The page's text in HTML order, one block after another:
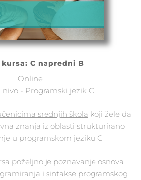
kursa: C napredni B
Online
nivo - Programski jezik C
srednjih škola koji žele da
znanja iz oblasti strukturirano
u programskom jeziku C
poželjno je poznavanje osnova
i sintakse programskog